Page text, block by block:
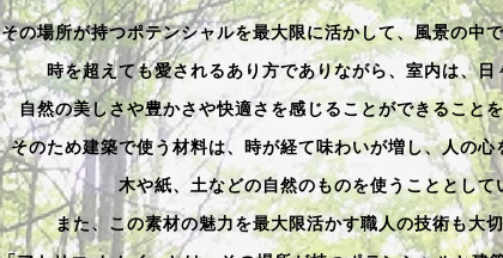
その場所が持つポテンシャルを最大限に活かして、風景の中
時を超えても愛されるあり方でありながら、室内は、日
自然の美しさや豊かさや快適さを感じることができること
そのため建築で使う材料は、時が経て味わいが増し、人の心
木や紙、土などの自然のものを使うこととして
また、この素材の魅力を最大限活かす職人の技術も大